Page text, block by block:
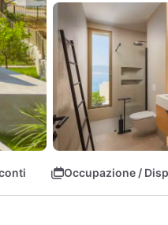
Occupazione /